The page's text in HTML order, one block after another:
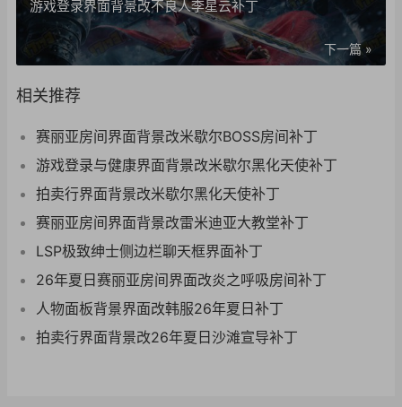
游戏登录界面背景改不良人李星云补丁
下一篇 »
相关推荐
赛丽亚房间界面背景改米歇尔BOSS房间补丁
游戏登录与健康界面背景改米歇尔黑化天使补丁
拍卖行界面背景改米歇尔黑化天使补丁
赛丽亚房间界面背景改雷米迪亚大教堂补丁
LSP极致绅士侧边栏聊天框界面补丁
26年夏日赛丽亚房间界面改炎之呼吸房间补丁
人物面板背景界面改韩服26年夏日补丁
拍卖行界面背景改26年夏日沙滩宣导补丁